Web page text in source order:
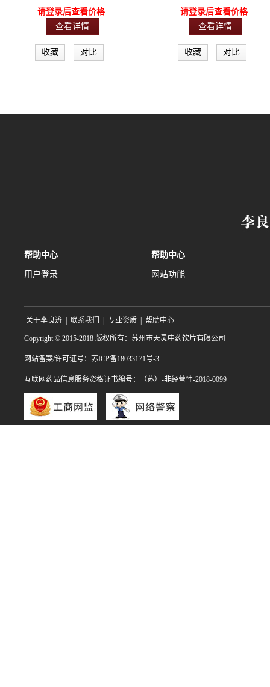
请登录后查看价格
查看详情
收藏 对比
请登录后查看价格
查看详情
收藏 对比
帮助中心
用户登录
帮助中心
网站功能
关于李良济 | 联系我们 | 专业资质 | 帮助中心
Copyright © 2015-2018 版权所有：苏州市天灵中药饮片有限公司
网站备案/许可证号：苏ICP备18033171号-3
互联网药品信息服务资格证书编号：（苏）-非经营性-2018-0099